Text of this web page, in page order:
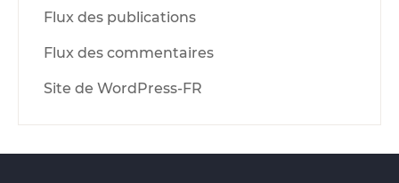
Flux des publications
Flux des commentaires
Site de WordPress-FR